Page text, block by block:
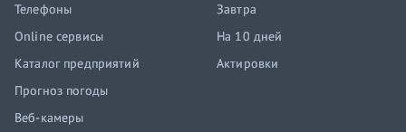
Телефоны
Online сервисы
Каталог предприятий
Прогноз погоды
Веб-камеры
Завтра
На 10 дней
Актировки